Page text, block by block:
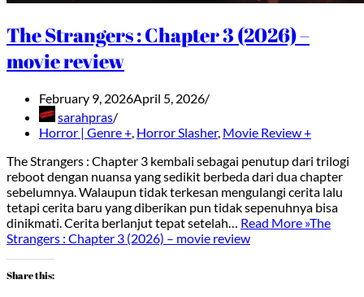
The Strangers : Chapter 3 (2026) –
movie review
February 9, 2026April 5, 2026
sarahpras
Horror | Genre + Horror Slasher, Movie Review +
The Strangers : Chapter 3 kembali sebagai penutup dari trilogi
reboot dengan nuansa yang sedikit berbeda dari dua chapter
sebelumnya. Walaupun tidak terkesan mengulangi cerita lalu
tetapi cerita baru yang diberikan pun tidak sepenuhnya bisa
dinikmati. Cerita berlanjut tepat setelah… Read More »The
Strangers : Chapter 3 (2026) – movie review
Share this: